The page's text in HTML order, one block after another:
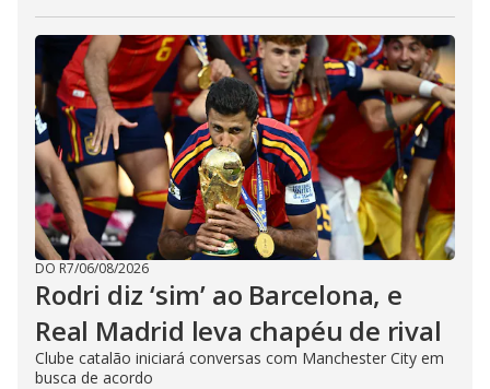
DO R7/06/08/2026
Rodri diz ‘sim’ ao Barcelona, e
Real Madrid leva chapéu de rival
Clube catalão iniciará conversas com Manchester City em
busca de acordo